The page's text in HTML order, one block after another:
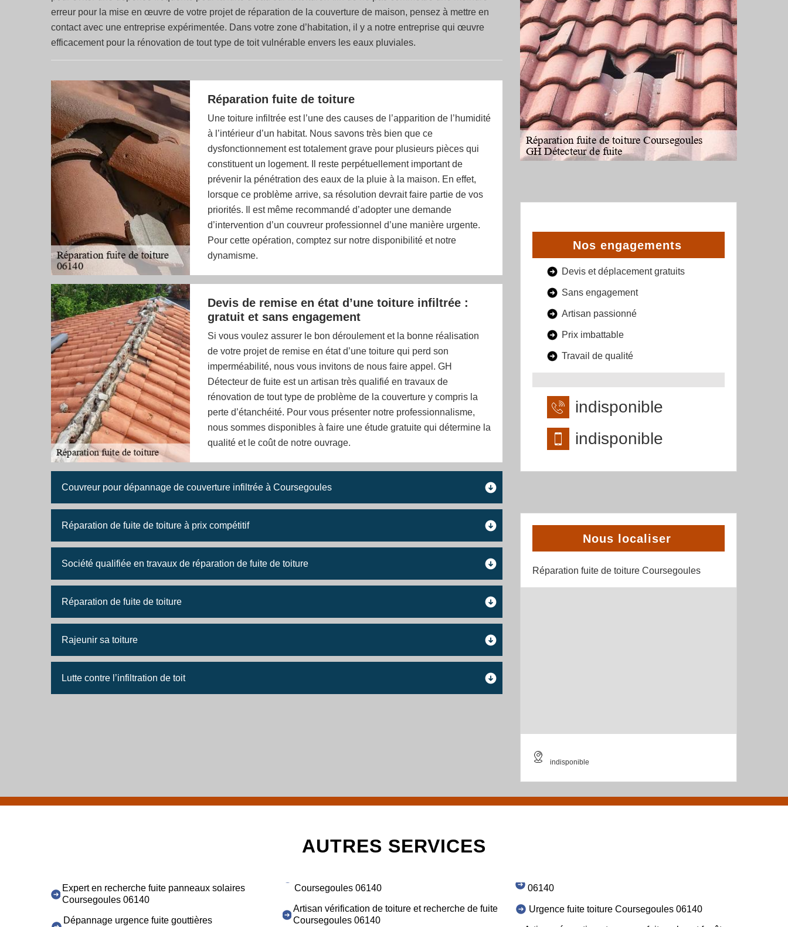
erreur pour la mise en œuvre de votre projet de réparation de la couverture de maison, pensez à mettre en
contact avec une entreprise expérimentée. Dans votre zone d’habitation, il y a notre entreprise qui œuvre
efficacement pour la rénovation de tout type de toit vulnérable envers les eaux pluviales.
Réparation fuite de toiture
Une toiture infiltrée est l’une des causes de l’apparition de l’humidité
à l’intérieur d’un habitat. Nous savons très bien que ce
dysfonctionnement est totalement grave pour plusieurs pièces qui
constituent un logement. Il reste perpétuellement important de
prévenir la pénétration des eaux de la pluie à la maison. En effet,
lorsque ce problème arrive, sa résolution devrait faire partie de vos
priorités. Il est même recommandé d’adopter une demande
d’intervention d’un couvreur professionnel d’une manière urgente.
Pour cette opération, comptez sur notre disponibilité et notre
dynamisme.
Devis de remise en état d’une toiture infiltrée :
gratuit et sans engagement
Si vous voulez assurer le bon déroulement et la bonne réalisation
de votre projet de remise en état d’une toiture qui perd son
imperméabilité, nous vous invitons de nous faire appel. GH
Détecteur de fuite est un artisan très qualifié en travaux de
rénovation de tout type de problème de la couverture y compris la
perte d’étanchéité. Pour vous présenter notre professionnalisme,
nous sommes disponibles à faire une étude gratuite qui détermine la
qualité et le coût de notre ouvrage.
Couvreur pour dépannage de couverture infiltrée à Coursegoules
Réparation de fuite de toiture à prix compétitif
Société qualifiée en travaux de réparation de fuite de toiture
Réparation de fuite de toiture
Rajeunir sa toiture
Lutte contre l’infiltration de toit
Nos engagements
Devis et déplacement gratuits
Sans engagement
Artisan passionné
Prix imbattable
Travail de qualité
indisponible
indisponible
Nous localiser
Réparation fuite de toiture Coursegoules
indisponible
AUTRES SERVICES
Expert en recherche fuite panneaux solaires
Coursegoules 06140
Dépannage urgence fuite gouttières
Coursegoules 06140
Artisan vérification de toiture et recherche de fuite
Coursegoules 06140
06140
Urgence fuite toiture Coursegoules 06140